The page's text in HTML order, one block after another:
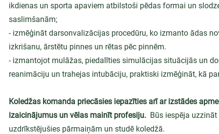
ikdienas un sporta apaviem atbilstoši pēdas formai un
saslimšanām;
- izmēģināt darsonvalizācijas procedūru, ko izmanto ādas
izkrišanu, ārstētu pinnes un rētas pēc pinnēm.
- izmantojot mulāžas, piedalīties simulācijas situācijās un
reanimāciju un trahejas intubāciju, praktiski izmēģināt, kā
Koledžas komanda priecāsies iepazīties arī ar izstādes
izaicinājumus un vēlas mainīt profesiju.
Būs iespēja
uzdrīkstējušies pārmaiņām un studē koledžā.